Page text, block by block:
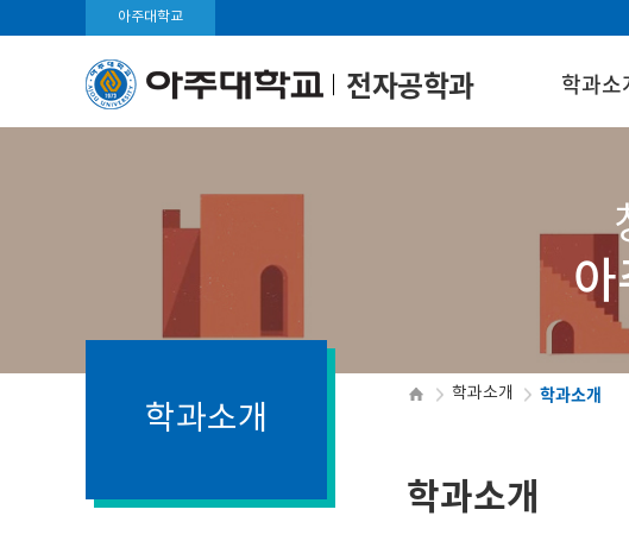
아주대학교
전자공학과 학과소
학과소개
학과소개 학과소개
학과소개